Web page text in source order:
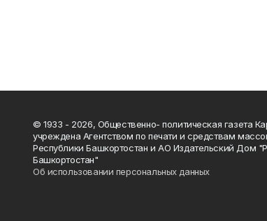
© 1933 - 2026, Общественно- политическая газета
учреждена Агентством по печати и средствам
Республики Башкортостан и АО Издательский Дом
Башкортостан"
Об использовании персональных данных